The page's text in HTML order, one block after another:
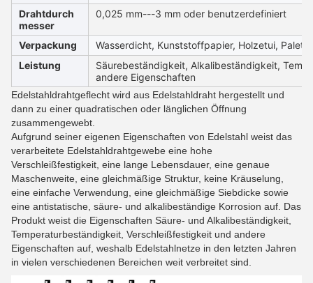
Drahtdurch
messer
0,025 mm---3 mm oder benutzerdefiniert
Verpackung
Wasserdicht, Kunststoffpapier, Holzetui, Palette
Leistung
Säurebeständigkeit, Alkalibeständigkeit,
andere Eigenschaften
Edelstahldrahtgeflecht wird aus Edelstahldraht hergestellt und
dann zu einer quadratischen oder länglichen Öffnung
zusammengewebt.
Aufgrund seiner eigenen Eigenschaften von Edelstahl weist das
verarbeitete Edelstahldrahtgewebe eine hohe
Verschleißfestigkeit, eine lange Lebensdauer, eine genaue
Maschenweite, eine gleichmäßige Struktur, keine Kräuselung,
eine einfache Verwendung, eine gleichmäßige Siebdicke sowie
eine antistatische, säure- und alkalibeständige Korrosion auf. Das
Produkt weist die Eigenschaften Säure- und Alkalibeständigkeit,
Temperaturbeständigkeit, Verschleißfestigkeit und andere
Eigenschaften auf, weshalb Edelstahlnetze in den letzten Jahren
in vielen verschiedenen Bereichen weit verbreitet sind.